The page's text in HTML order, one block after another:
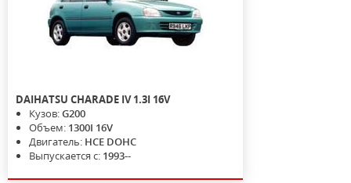
DAIHATSU CHARADE IV 1.3I 16V
Кузов:G200
Объем: 1300I 16V
Двигатель: HCE DOHC
Выпускается с: 1993--